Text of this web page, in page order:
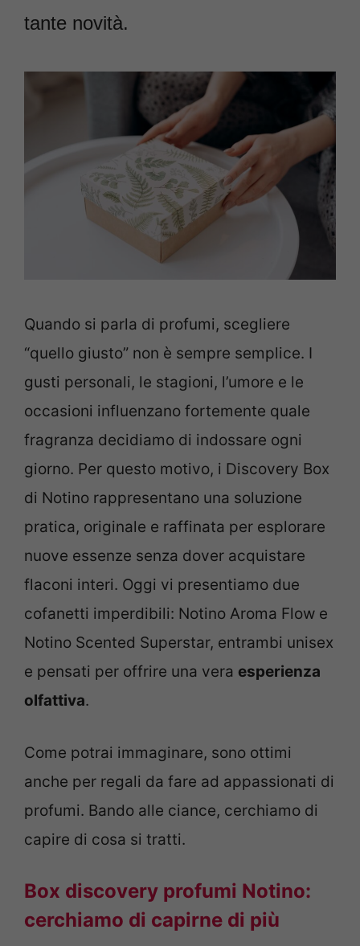
tante novità.
Quando si parla di profumi, scegliere
“quello giusto” non è sempre semplice. I
gusti personali, le stagioni, l’umore e le
occasioni influenzano fortemente quale
fragranza decidiamo di indossare ogni
giorno. Per questo motivo, i Discovery Box
di Notino rappresentano una soluzione
pratica, originale e raffinata per esplorare
nuove essenze senza dover acquistare
flaconi interi. Oggi vi presentiamo due
cofanetti imperdibili: Notino Aroma Flow e
Notino Scented Superstar, entrambi unisex
e pensati per offrire una vera esperienza
olfattiva.
Come potrai immaginare, sono ottimi
anche per regali da fare ad appassionati di
profumi. Bando alle ciance, cerchiamo di
capire di cosa si tratti.
Box discovery profumi Notino:
cerchiamo di capirne di più